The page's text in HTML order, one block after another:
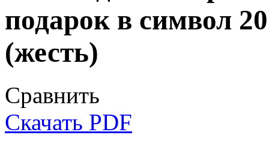
подарок в символ
(жесть)
Сравнить
Скачать PDF